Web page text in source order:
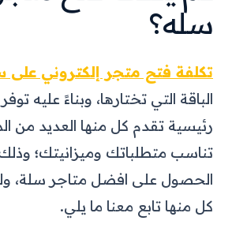
سله؟
تكلفة فتح متجر إلكتروني على
الباقة التي تختارها، وبناءً عليه
رئيسية تقدم كل منها العديد من
تناسب متطلباتك وميزانيتك؛
الحصول على افضل متاجر سلة،
كل منها تابع معنا ما يلي.